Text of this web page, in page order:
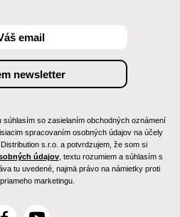
so zasielaním obchodných oznámení
spracovaním osobných údajov na účely
s.r.o. a potvrdzujem, že som si
údajov, textu rozumiem a súhlasím s
tu uvedené, najmä právo na námietky proti
marketingu.